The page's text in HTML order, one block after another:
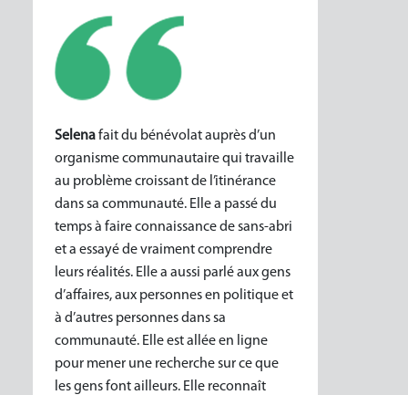
Selenafait du bénévolat auprès d’un
organisme communautaire qui travaille
au problème croissant de l’itinérance
dans sa communauté. Elle a passé du
temps à faire connaissance de sans-abri
et a essayé de vraiment comprendre
leurs réalités. Elle a aussi parlé aux gens
d’affaires, aux personnes en politique et
à d’autres personnes dans sa
communauté. Elle est allée en ligne
pour mener une recherche sur ce que
les gens font ailleurs. Elle reconnaît